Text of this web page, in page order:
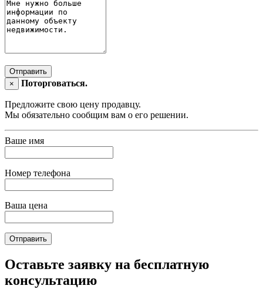
Отправить
×
Поторговаться.
Предложите свою цену продавцу.
Мы обязательно сообщим вам о его решении.
Ваше имя
Номер телефона
Ваша цена
Отправить
Оставьте заявку на бесплатную
консультацию